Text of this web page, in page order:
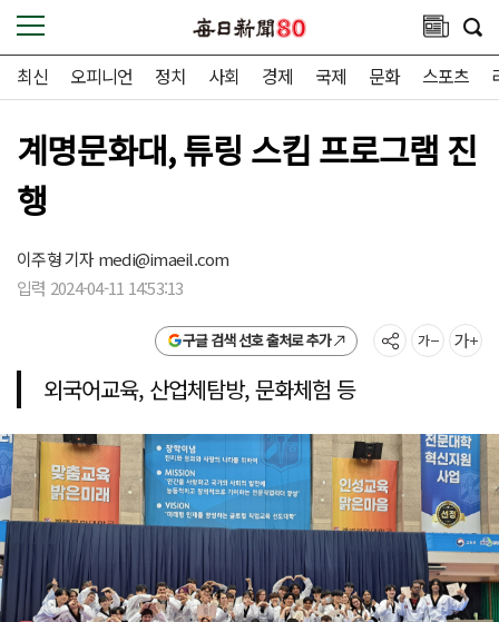
최신 오피니언 정치 사회 경제 국제 문화 스포츠
계명문화대, 튜링 스킴 프로그램 진
행
이주형 기자medi@imaeil.com
입력 2024-04-11 14:53:13
구글 검색 선호 출처로 추가
외국어교육, 산업체탐방, 문화체험 등